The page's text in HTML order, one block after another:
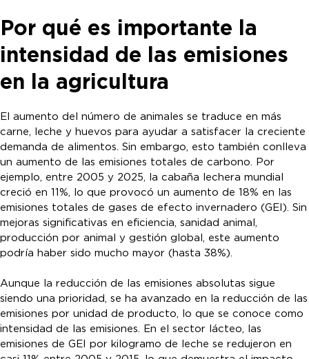
Por qué es importante la
intensidad de las emisiones
en la agricultura
El aumento del número de animales se traduce en más
carne, leche y huevos para ayudar a satisfacer la creciente
demanda de alimentos. Sin embargo, esto también conlleva
un aumento de las emisiones totales de carbono. Por
ejemplo, entre 2005 y 2025, la cabaña lechera mundial
creció en 11%, lo que provocó un aumento de 18% en las
emisiones totales de gases de efecto invernadero (GEI). Sin
mejoras significativas en eficiencia, sanidad animal,
producción por animal y gestión global, este aumento
podría haber sido mucho mayor (hasta 38%).
Aunque la reducción de las emisiones absolutas sigue
siendo una prioridad, se ha avanzado en la reducción de las
emisiones por unidad de producto, lo que se conoce como
intensidad de las emisiones. En el sector lácteo, las
emisiones de GEI por kilogramo de leche se redujeron en